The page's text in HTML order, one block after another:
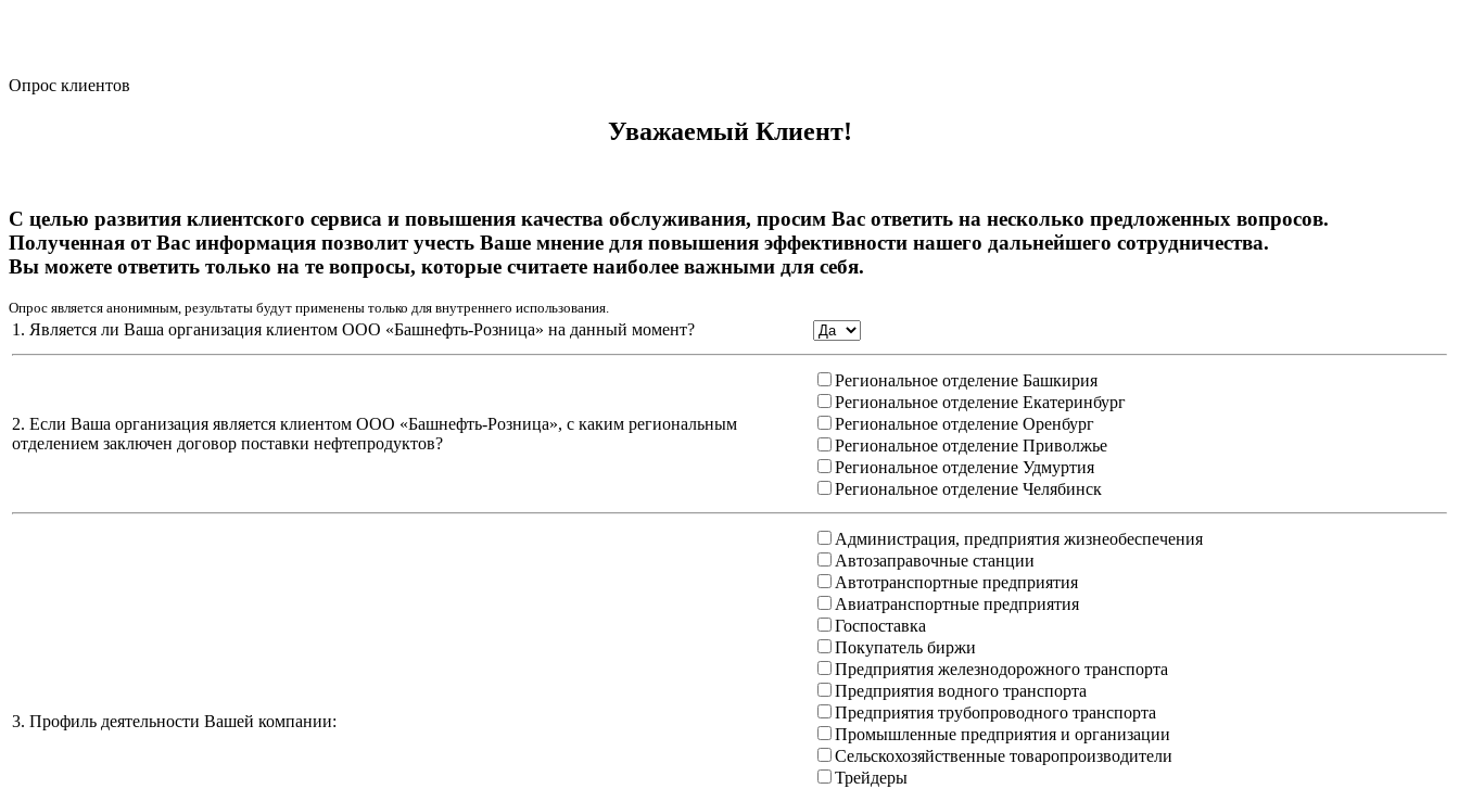
Опрос клиентов
Уважаемый Клиент!
С целью развития клиентского сервиса и повышения качества обслуживания, просим Вас ответить на несколько предложенных вопросов.
Полученная от Вас информация позволит учесть Ваше мнение для повышения эффективности нашего дальнейшего сотрудничества.
Вы можете ответить только на те вопросы, которые считаете наиболее важными для себя.
Опрос является анонимным, результаты будут применены только для внутреннего использования.
1. Является ли Ваша организация клиентом ООО «Башнефть-Розница» на данный момент?
2. Если Ваша организация является клиентом ООО «Башнефть-Розница», с каким региональным
отделением заключен договор поставки нефтепродуктов?
Региональное отделение Башкирия
Региональное отделение Екатеринбург
Региональное отделение Оренбург
Региональное отделение Приволжье
Региональное отделение Удмуртия
Региональное отделение Челябинск
3. Профиль деятельности Вашей компании:
Администрация, предприятия жизнеобеспечения
Автозаправочные станции
Автотранспортные предприятия
Авиатранспортные предприятия
Госпоставка
Покупатель биржи
Предприятия железнодорожного транспорта
Предприятия водного транспорта
Предприятия трубопроводного транспорта
Промышленные предприятия и организации
Сельскохозяйственные товаропроизводители
Трейдеры